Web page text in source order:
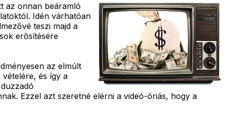
az onnan beáramló
Idén várhatóan
teszi majd a
erősítésére
az elmúlt
és így a
Ezzel azt szeretné elérni a videó-óriás, hogy a